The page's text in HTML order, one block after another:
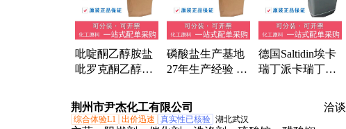
水剂、聚丙烯、增粘树
吡啶酮乙醇胺盐
吡罗克酮乙醇铵
报送码国产
磷酸盐生产基地
27年生产经验 防
锌
德国Saltidin埃卡
瑞丁派卡瑞丁含
荆州市尹杰化工有限公司 洽谈
综合体验L1 出价迅速 真实性已核验 湖北武汉